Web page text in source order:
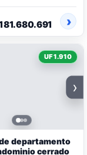
UF 1.910
›
departamento
cerrado